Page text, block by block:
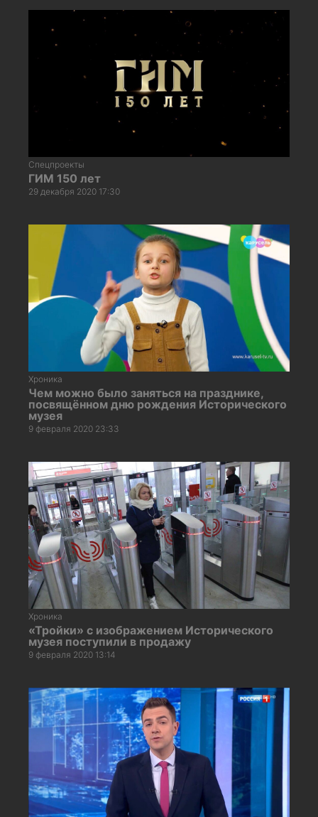
Спецпроекты
ГИМ 150 лет
29 декабря 2020 17:30
Хроника
Чем можно было заняться на празднике,
посвящённом дню рождения Исторического
музея
9 февраля 2020 23:33
Хроника
«Тройки» с изображением Исторического
музея поступили в продажу
9 февраля 2020 13:14